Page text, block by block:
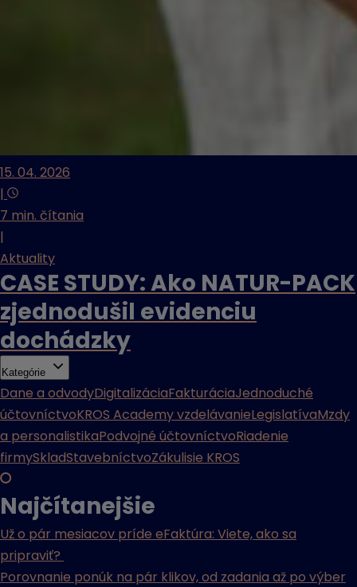
15. 04. 2026
|
7 min. čítania
|
Aktuality
CASE STUDY: Ako NATUR-PACK
zjednodušil evidenciu
dochádzky
Kategórie
Dane a odvodyDigitalizáciaFakturáciaJednoduché
účtovníctvoKROS Academy vzdelávanieLegislatívaMzdy
a personalistikaPodvojné účtovníctvoRiadenie
firmySkladStavebníctvoZákulisie KROS
Najčítanejšie
Už o pár mesiacov príde eFaktúra: Viete, ako sa
pripraviť?
Porovnanie ponúk na pár klikov, od zadania až po výber